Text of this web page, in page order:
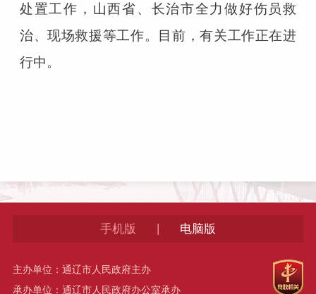
处置工作，山西省、长治市全力做好伤员救
治、现场救援等工作。目前，有关工作正在进
行中。
手机版 电脑版
主办单位：通辽市人民政府主办
承办单位：通辽市人民政府办公室承办